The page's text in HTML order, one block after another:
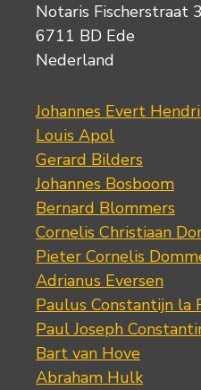
Notaris Fischerstraat
6711 BD Ede
Nederland
Johannes Evert
Louis Apol
Gerard Bilders
Johannes Bosboom
Bernard Blommers
Cornelis Christiaan
Pieter Cornelis
Adrianus Eversen
Paulus Constantijn la
Paul Joseph
Bart van Hove
Abraham Hulk